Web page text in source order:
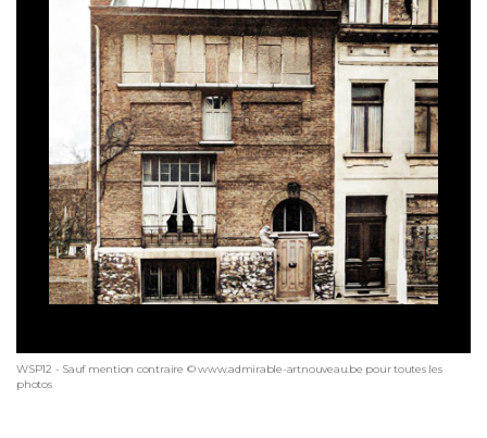
WSP12 - Sauf mention contraire © www.admirable-artnouveau.be pour toutes les
photos